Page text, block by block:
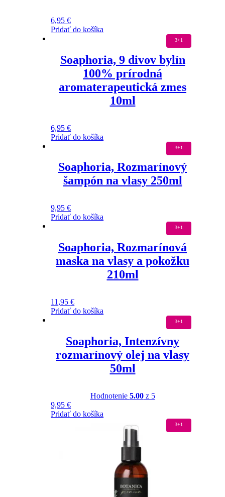
6,95€
Pridať do košíka
Soaphoria, 9 divov bylín
100% prírodná
aromaterapeutická zmes
10ml
6,95€
3+1
Pridať do košíka
Soaphoria, Rozmarínový
šampón na vlasy 250ml
9,95€
3+1
Pridať do košíka
Soaphoria, Rozmarínová
maska na vlasy a pokožku
210ml
11,95€
3+1
Pridať do košíka
Soaphoria, Intenzívny
rozmarínový olej na vlasy
50ml
Hodnotenie 5.00z 5
9,95€
3+1
Pridať do košíka
3+1